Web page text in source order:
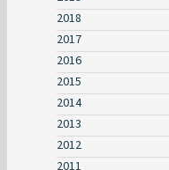
2018
2017
2016
2015
2014
2013
2012
2011